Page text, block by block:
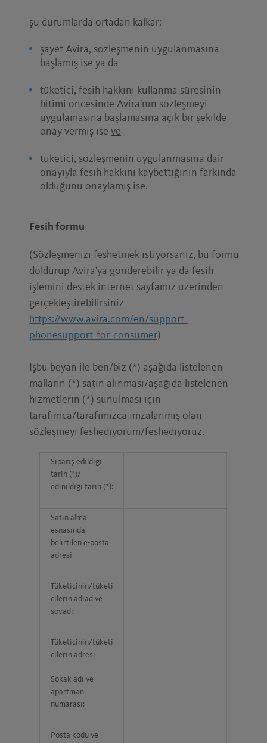
şu durumlarda ortadan kalkar:
şayet Avira, sözleşmenin uygulanmasına
başlamış ise ya da
tüketici, fesih hakkını kullanma süresinin
bitimi öncesinde Avira'nın sözleşmeyi
uygulamasına başlamasına açık bir şekilde
onay vermiş ise ve
tüketici, sözleşmenin uygulanmasına dair
onayıyla fesih hakkını kaybettiğinin farkında
olduğunu onaylamış ise.
Fesih formu
(Sözleşmenizi feshetmek istiyorsanız, bu formu
doldurup Avira'ya gönderebilir ya da fesih
işlemini destek internet sayfamız üzerinden
gerçekleştirebilirsiniz
https://www.avira.com/en/support-
phonesupport-for-consumer)
İşbu beyan ile ben/biz (*) aşağıda listelenen
malların (*) satın alınması/aşağıda listelenen
hizmetlerin (*) sunulması için
tarafımca/tarafımızca imzalanmış olan
sözleşmeyi feshediyorum/feshediyoruz.
Sipariş edildiği
tarih (*)/
edinildiği tarih (*):
Satın alma
esnasında
belirtilen e-posta
adresi
Tüketicinin/tüketi
cilerin adıad ve
soyadı:
Tüketicinin/tüketi
cilerin adresi
Sokak adı ve
apartman
numarası:
Posta kodu ve